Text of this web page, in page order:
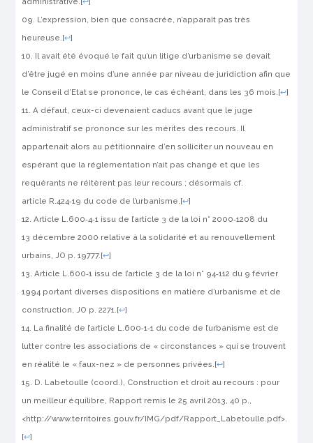
L’expression, bien que consacrée, n’apparaît pas très
heureuse.[↩]
Il avait été évoqué le fait qu’un litige d’urbanisme se devait
d’être jugé en moins d’une année par niveau de juridiction afin que
le Conseil d’Etat se prononce, le cas échéant, dans les 36 mois.[↩]
A défaut, ceux-ci devenaient caducs avant que le juge
administratif se prononce sur les mérites des recours. Il
appartenait alors au pétitionnaire d’en solliciter un nouveau en
espérant que la réglementation n’ait pas changé et que les
requérants ne réitèrent pas leur recours ; désormais cf.
article R.424‑19 du code de l’urbanisme.[↩]
Article L.600‑4‑1 issu de l’article 3 de la loi n° 2000‑1208 du
13 décembre 2000 relative à la solidarité et au renouvellement
urbains,JO p. 19777.[↩]
Article L.600‑1 issu de l’article 3 de la loi n° 94‑112 du 9 février
1994 portant diverses dispositions en matière d’urbanisme et de
construction,JO p. 2271.[↩]
La finalité de l’article L.600‑1‑1 du code de l’urbanisme est de
lutter contre les associations de « circonstances » qui se trouvent
en réalité le « faux-nez » de personnes privées.[↩]
D. Labetoulle (coord.), Construction et droit au recours : pour
un meilleur équilibre, Rapport remis le 25 avril 2013, 40 p.,
<http://www.territoires.gouv.fr/IMG/pdf/Rapport_Labetoulle.pdf>.
[↩]